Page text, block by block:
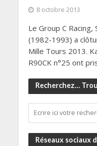
8 octobre 2013
Le Group C
(1982-1993) a
Mille Tours 2013.
R90CK n°25 ont
Recherchez…
Réseaux sociaux